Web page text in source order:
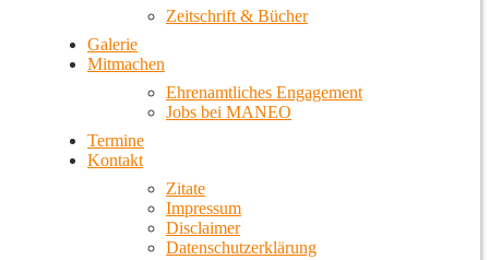
Zeitschrift & Bücher
Galerie
Mitmachen
Ehrenamtliches Engagement
Jobs bei MANEO
Termine
Kontakt
Zitate
Impressum
Disclaimer
Datenschutzerklärung